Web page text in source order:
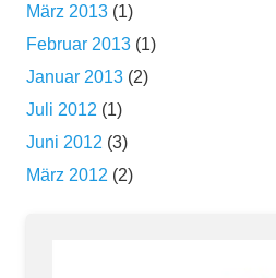
März 2013 (1)
Februar 2013 (1)
Januar 2013 (2)
Juli 2012 (1)
Juni 2012 (3)
März 2012 (2)